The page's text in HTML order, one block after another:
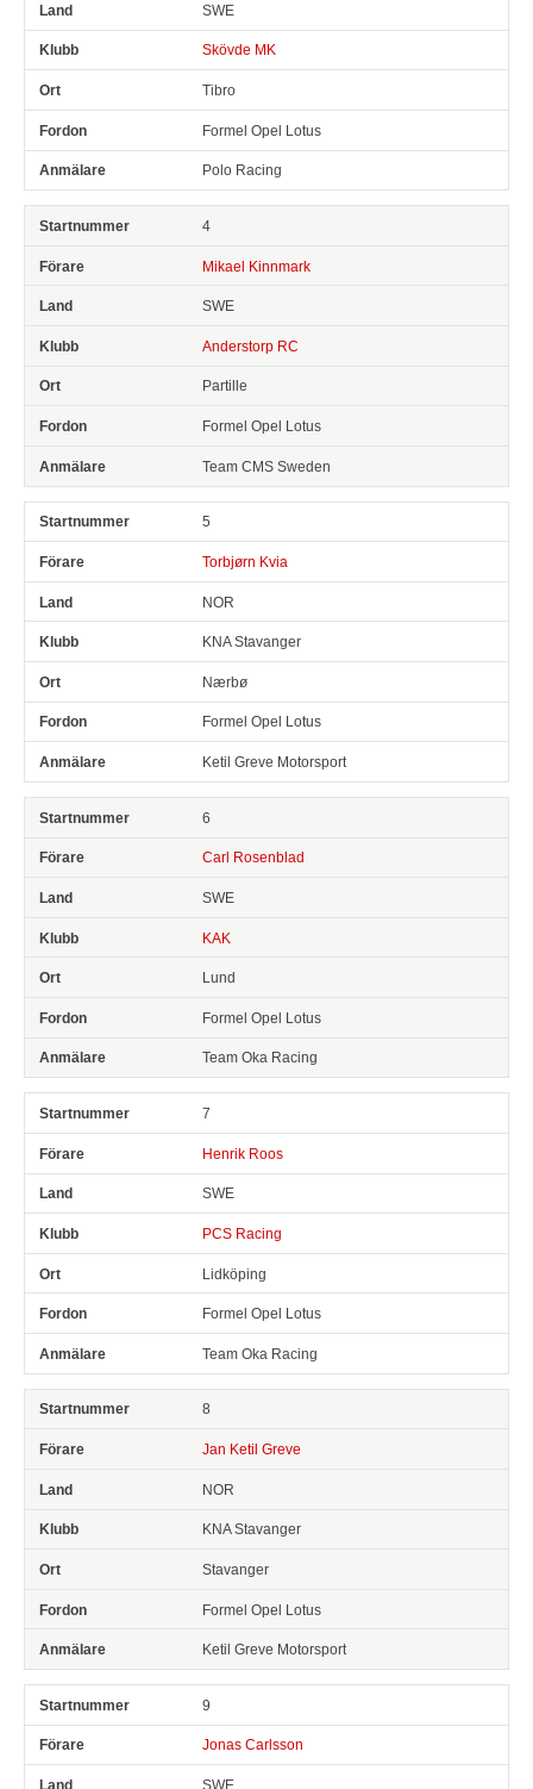
SWE
Skövde MK
Tibro
Formel Opel Lotus
Polo Racing
4
Mikael Kinnmark
SWE
Anderstorp RC
Partille
Formel Opel Lotus
Team CMS Sweden
5
Torbjørn Kvia
NOR
KNA Stavanger
Nærbø
Formel Opel Lotus
Ketil Greve Motorsport
6
Carl Rosenblad
SWE
KAK
Lund
Formel Opel Lotus
Team Oka Racing
7
Henrik Roos
SWE
PCS Racing
Lidköping
Formel Opel Lotus
Team Oka Racing
8
Jan Ketil Greve
NOR
KNA Stavanger
Stavanger
Formel Opel Lotus
Ketil Greve Motorsport
9
Jonas Carlsson
SWE